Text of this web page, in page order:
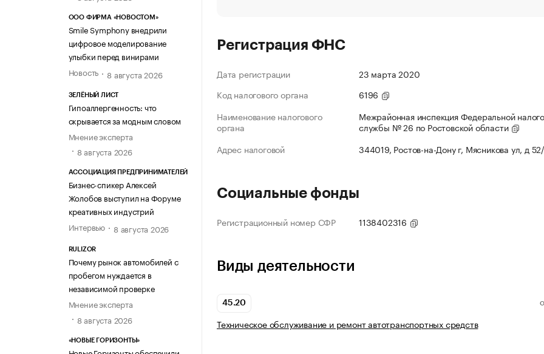
ООО ФИРМА «НОВОСТОМ»
Smile Symphony внедрили
цифровое моделирование
улыбки перед винирами
Новость
8 августа 2026
ЗЕЛЁНЫЙ ЛИСТ
Гипоаллергенность: что
скрывается за модным словом
Мнение эксперта
8 августа 2026
АССОЦИАЦИЯ ПРЕДПРИНИМАТЕЛЕЙ
Бизнес-спикер Алексей
Жолобов выступил на Форуме
креативных индустрий
Интервью
8 августа 2026
RULIZOR
Почему рынок автомобилей с
пробегом нуждается в
независимой проверке
Мнение эксперта
8 августа 2026
«НОВЫЕ ГОРИЗОНТЫ»
Регистрация ФНС
Дата регистрации
23 марта 2020
Код налогового органа
6196
Наименование налогового
органа
Межрайонная инспекция Федеральной
службы № 26 по Ростовской области
Адрес налоговой
344019, Ростов-на-Дону г, Мясникова ул, д
Социальные фонды
Регистрационный номер СФР 1138402316
Виды деятельности
45.20
Техническое обслуживание и ремонт автотранспортных средств